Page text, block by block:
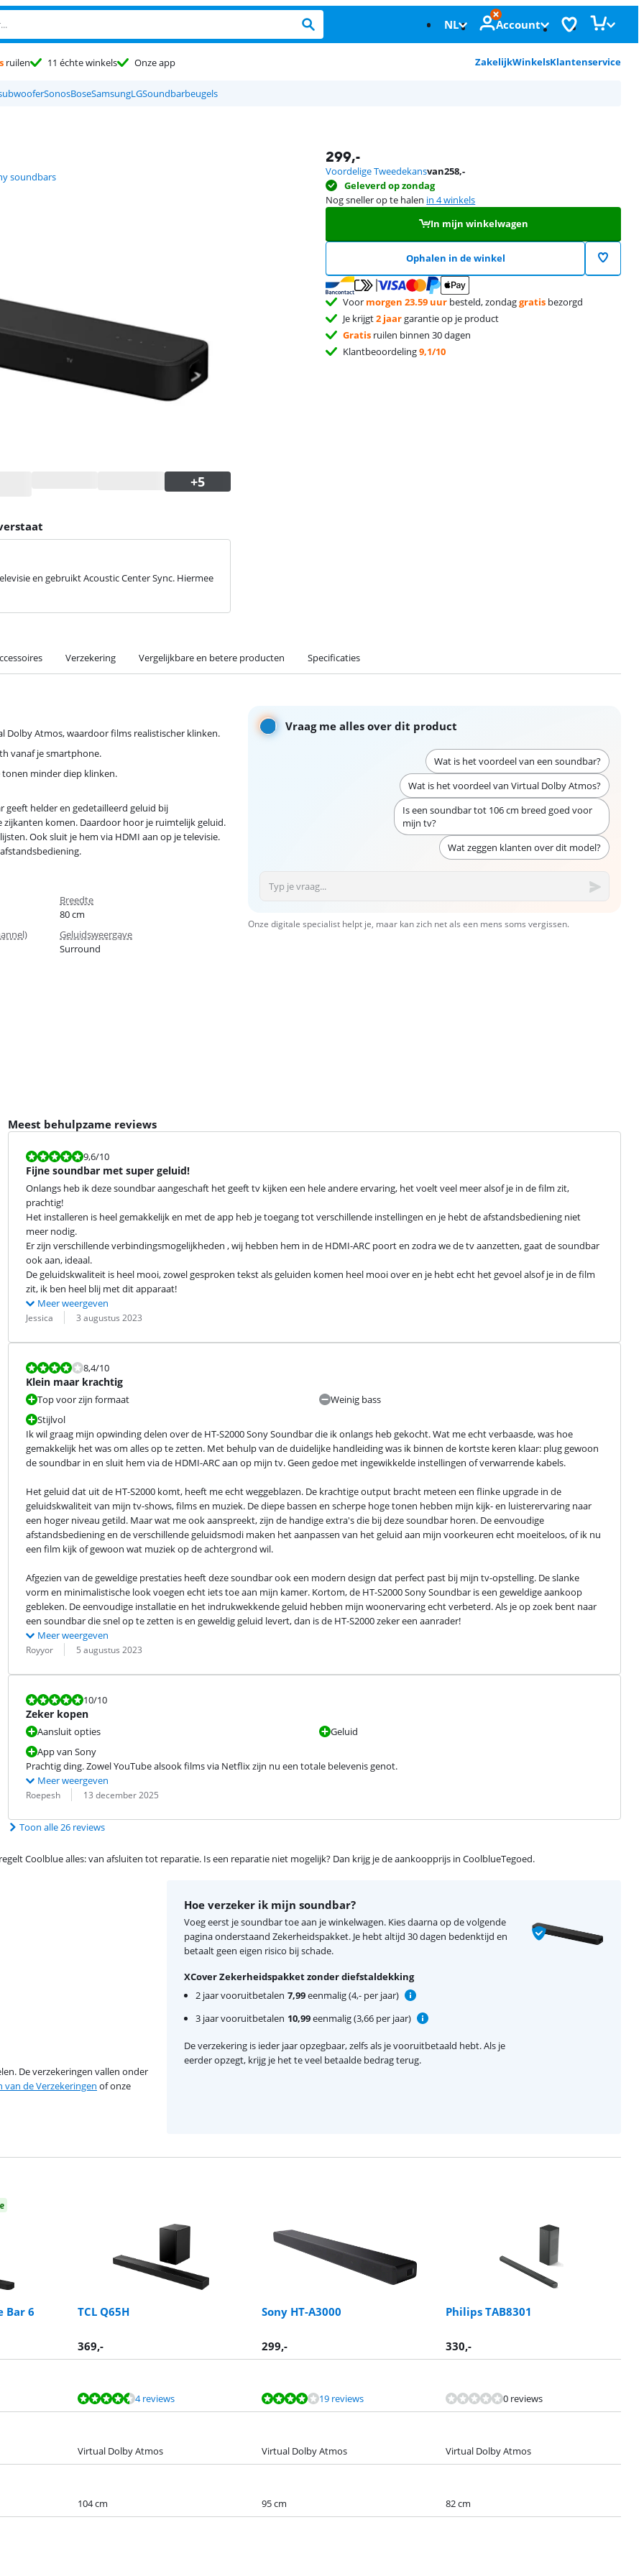
NL Account
ruilen 11 échte winkels Onze app ZakelijkWinkelsKlantenservice
SonosBoseSamsungLGSoundbarbeugels
soundbars
en gebruikt Acoustic Center Sync. Hiermee
299,-
Voordelige Tweedekansvan258,-
Geleverd op zondag
Nog sneller op te halen in 4 winkels
In mijn winkelwagen
Ophalen in de winkel
Voor morgen 23.59 uur besteld, zondaggratis bezorgd
Je krijgt2 jaargarantie op je product
Gratis ruilen binnen 30 dagen
Klantbeoordeling9,1/10
Verzekering Vergelijkbare en betere producten Specificaties
Vraag me alles over dit product
Wat is het voordeel van een soundbar?
Wat is het voordeel van Virtual Dolby Atmos?
Is een soundbar tot 106 cm breed goed voor
mijn tv?
Wat zeggen klanten over dit model?
Onze digitale specialist helpt je, maar kan zich net als een mens soms vergissen.
Dolby Atmos, waardoor films realistischer klinken.
vanaf je smartphone.
tonen minder diep klinken.
geeft helder en gedetailleerd geluid bij
komen. Daardoor hoor je ruimtelijk geluid.
Ook sluit je hem via HDMI aan op je televisie.
Breedte
80 cm
Geluidsweergave
Surround
Meest behulpzame reviews
Beoordeling is 9,6 van de 10.
9,6/10
Fijne soundbar met super geluid!
Onlangs heb ik deze soundbar aangeschaft het geeft tv kijken een hele andere ervaring, het voelt veel meer alsof je in de film zit,
prachtig!
Het installeren is heel gemakkelijk en met de app heb je toegang tot verschillende instellingen en je hebt de afstandsbediening niet
meer nodig.
Er zijn verschillende verbindingsmogelijkheden , wij hebben hem in de HDMI-ARC poort en zodra we de tv aanzetten, gaat de soundbar
ook aan, ideaal.
De geluidskwaliteit is heel mooi, zowel gesproken tekst als geluiden komen heel mooi over en je hebt echt het gevoel alsof je in de film
zit, ik ben heel blij met dit apparaat!
Meer weergeven
Beoordeling door:
Jessica
Datum: 3 augustus 2023
Beoordeling is 8,4 van de 10.
8,4/10
Klein maar krachtig
Top voor zijn formaat
Stijlvol
Weinig bass
Ik wil graag mijn opwinding delen over de HT-S2000 Sony Soundbar die ik onlangs heb gekocht. Wat me echt verbaasde, was hoe
gemakkelijk het was om alles op te zetten. Met behulp van de duidelijke handleiding was ik binnen de kortste keren klaar: plug gewoon
de soundbar in en sluit hem via de HDMI-ARC aan op mijn tv. Geen gedoe met ingewikkelde instellingen of verwarrende kabels.
Het geluid dat uit de HT-S2000 komt, heeft me echt weggeblazen. De krachtige output bracht meteen een flinke upgrade in de
geluidskwaliteit van mijn tv-shows, films en muziek. De diepe bassen en scherpe hoge tonen hebben mijn kijk- en luisterervaring naar
een hoger niveau getild. Maar wat me ook aanspreekt, zijn de handige extra's die bij deze soundbar horen. De eenvoudige
afstandsbediening en de verschillende geluidsmodi maken het aanpassen van het geluid aan mijn voorkeuren echt moeiteloos, of ik nu
een film kijk of gewoon wat muziek op de achtergrond wil.
Afgezien van de geweldige prestaties heeft deze soundbar ook een modern design dat perfect past bij mijn tv-opstelling. De slanke
vorm en minimalistische look voegen echt iets toe aan mijn kamer. Kortom, de HT-S2000 Sony Soundbar is een geweldige aankoop
gebleken. De eenvoudige installatie en het indrukwekkende geluid hebben mijn woonervaring echt verbeterd. Als je op zoek bent naar
een soundbar die snel op te zetten is en geweldig geluid levert, dan is de HT-S2000 zeker een aanrader!
Meer weergeven
Beoordeling door:
Royyor
Datum: 5 augustus 2023
Beoordeling is 10 van de 10.
10/10
Zeker kopen
Aansluit opties
App van Sony
Geluid
Prachtig ding. Zowel YouTube alsook films via Netflix zijn nu een totale belevenis genot.
Meer weergeven
Beoordeling door:
Roepesh
Datum: 13 december 2025
Toon alle 26 reviews
Coolblue alles: van afsluiten tot reparatie. Is een reparatie niet mogelijk? Dan krijg je de aankoopprijs in CoolblueTegoed.
De verzekeringen vallen onder
van de Verzekeringen of onze
Hoe verzeker ik mijn soundbar?
Voeg eerst je soundbar toe aan je winkelwagen. Kies daarna op de volgende
pagina onderstaand Zekerheidspakket. Je hebt altijd 30 dagen bedenktijd en
betaalt geen eigen risico bij schade.
XCover Zekerheidspakket zonder diefstaldekking
2 jaar vooruitbetalen 7,99eenmalig (4,- per jaar)
3 jaar vooruitbetalen 10,99eenmalig (3,66 per jaar)
De verzekering is ieder jaar opzegbaar, zelfs als je vooruitbetaald hebt. Als je
eerder opzegt, krijg je het te veel betaalde bedrag terug.
Bar 6
TCL Q65H Sony HT-A3000 Philips TAB8301
369,- 299,- 330,-
4 reviews 19 reviews 0 reviews
Virtual Dolby Atmos Virtual Dolby Atmos Virtual Dolby Atmos
104 cm 95 cm 82 cm